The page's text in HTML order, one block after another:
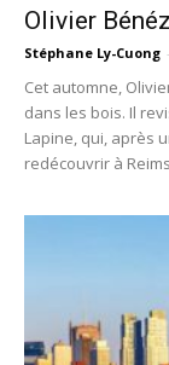
Olivier
Stéphane Ly-Cuong -
Cet automne,
dans les bois. Il
Lapine, qui, après
redécouvrir à